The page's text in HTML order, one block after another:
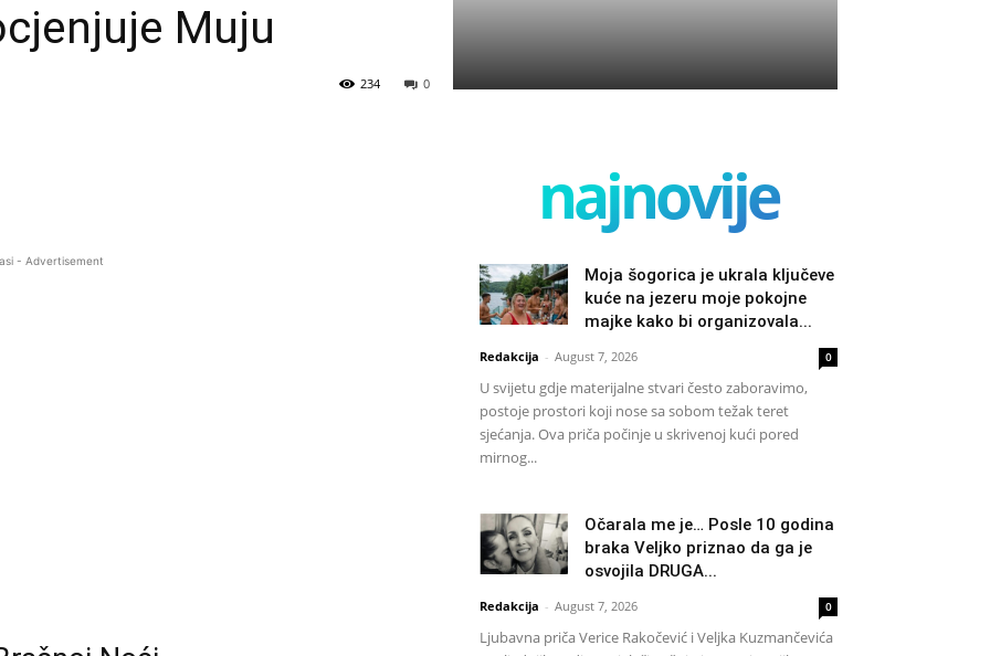
Muju
0
234
- Advertisement
najnovije
Moja šogorica je ukrala ključeve
kuće na jezeru moje pokojne
majke kako bi organizovala...
Redakcija - August 7, 2026 0
U svijetu gdje materijalne stvari često zaboravimo,
postoje prostori koji nose sa sobom težak teret
sjećanja. Ova priča počinje u skrivenoj kući pored
mirnog...
Očarala me je… Posle 10 godina
braka Veljko priznao da ga je
osvojila DRUGA...
Redakcija - August 7, 2026 0
Ljubavna priča Verice Rakočević i Veljka Kuzmančevića